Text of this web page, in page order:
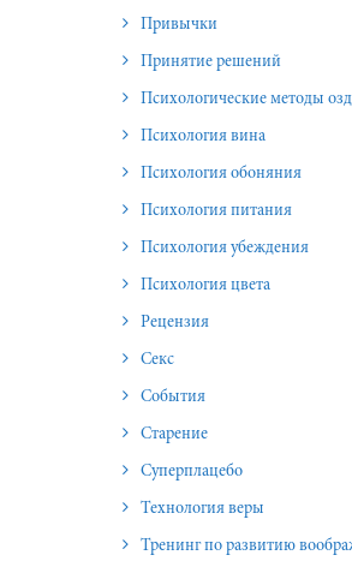
Привычки
Принятие решений
Психологические методы оздоровления и
Психология вина
Психология обоняния
Психология питания
Психология убеждения
Психология цвета
Рецензия
Секс
События
Старение
Суперплацебо
Технология веры
Тренинг по развитию